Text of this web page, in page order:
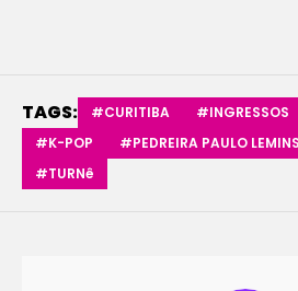
TAGS: #CURITIBA #INGRESSOS
#K-POP
#PEDREIRA PAULO
#TURNê